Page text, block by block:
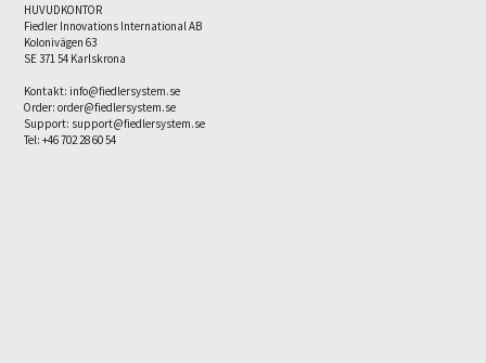
HUVUDKONTOR
Fiedler Innovations International AB
Kolonivägen 63
SE 371 54 Karlskrona
Kontakt: info@fiedlersystem.se
Order:order@fiedlersystem.se
Support: support@fiedlersystem.se
Tel: +46 702 28 60 54